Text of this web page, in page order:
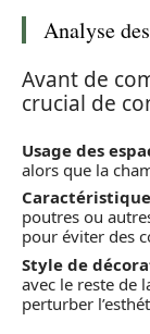
Analyse
Avant de
crucial de
Usage des
alors que la
poutres ou
pour éviter des
Style de
avec le reste de
perturber